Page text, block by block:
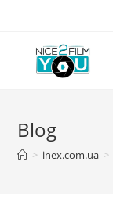
content
Blog
> inex.com.ua >